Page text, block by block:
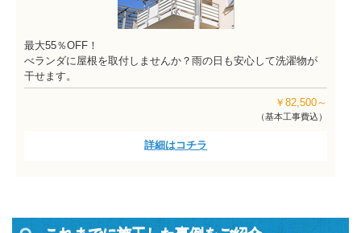
最大55％OFF！
べランダに屋根を取付しませんか？雨の日も安心して洗濯物が
干せます。
￥82,500～
（基本工事費込）
詳細はコチラ